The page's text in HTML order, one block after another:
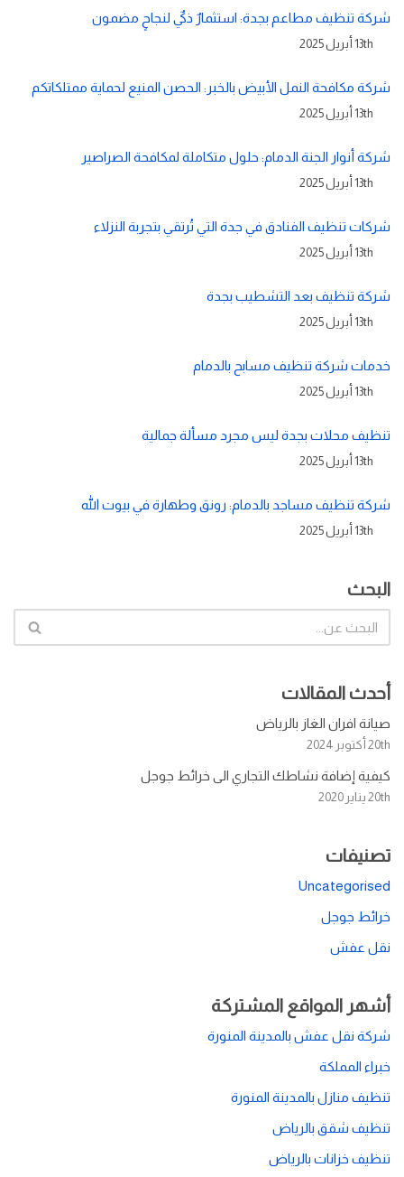
شركة تنظيف مطاعم بجدة: استثمارٌ ذكيٌ لنجاحٍ مضمون
13th أبريل 2025
شركة مكافحة النمل الأبيض بالخبر: الحصن المنيع لحماية ممتلكاتكم
13th أبريل 2025
شركة أنوار الجنة الدمام: حلول متكاملة لمكافحة الصراصير
13th أبريل 2025
شركات تنظيف الفنادق في جدة التي تُرتقي بتجربة النزلاء
13th أبريل 2025
شركة تنظيف بعد التشطيب بجدة
13th أبريل 2025
خدمات شركة تنظيف مسابح بالدمام
13th أبريل 2025
تنظيف محلات بجدة ليس مجرد مسألة جمالية
13th أبريل 2025
شركة تنظيف مساجد بالدمام: رونق وطهارة في بيوت الله
13th أبريل 2025
البحث
أحدث المقالات
صيانة افران الغاز بالرياض
20th أكتوبر 2024
كيفية إضافة نشاطك التجاري الى خرائط جوجل
20th يناير 2020
تصنيفات
Uncategorised
خرائط جوجل
نقل عفش
أشهر المواقع المشتركة
شركة نقل عفش بالمدينة المنورة
خبراء المملكة
تنظيف منازل بالمدينة المنورة
تنظيف شقق بالرياض
تنظيف خزانات بالرياض